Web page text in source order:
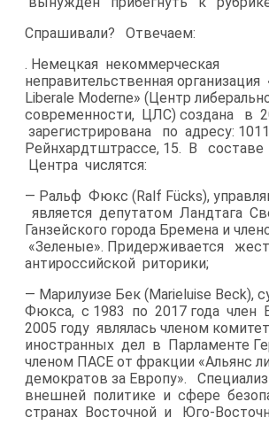
Спрашивали? Отвечаем:
. Немецкая некоммерческая
неправительственная организация
Liberale Moderne» (Центр
современности, ЦЛС) создана в
зарегистрирована по адресу:
Рейнхардтштрассе, 15. В составе
Центра числятся:
— Ральф Фюкс (Ralf Fücks),
является депутатом Ландтага
Ганзейского города Бремена и
«Зеленые». Придерживается
антироссийской риторики;
— Марилуизе Бек (Marieluise Beck),
Фюкса, с 1983 по 2017 года член
2005 году являлась членом
иностранных дел в Парламенте
членом ПАСЕ от фракции «Альянс
демократов за Европу».
внешней политике и сфере
странах Восточной и Юго-​